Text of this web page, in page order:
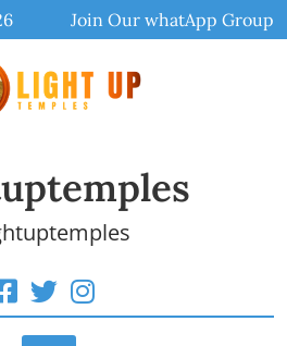
Join Our whatApp Group